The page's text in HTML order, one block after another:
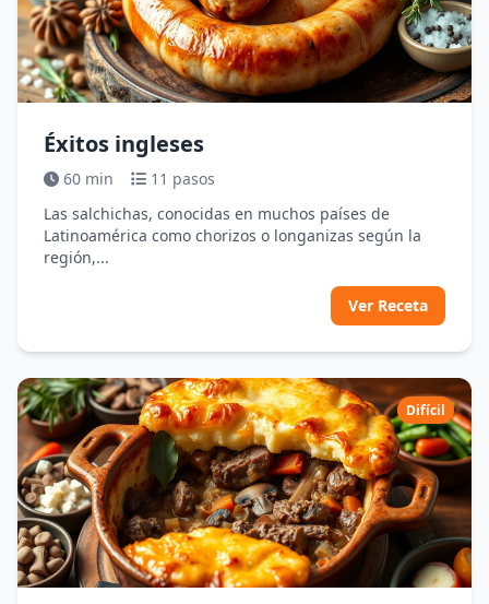
Éxitos ingleses
60 min
11 pasos
Las salchichas, conocidas en muchos países de
Latinoamérica como chorizos o longanizas según la
región,...
Ver Receta
Difícil